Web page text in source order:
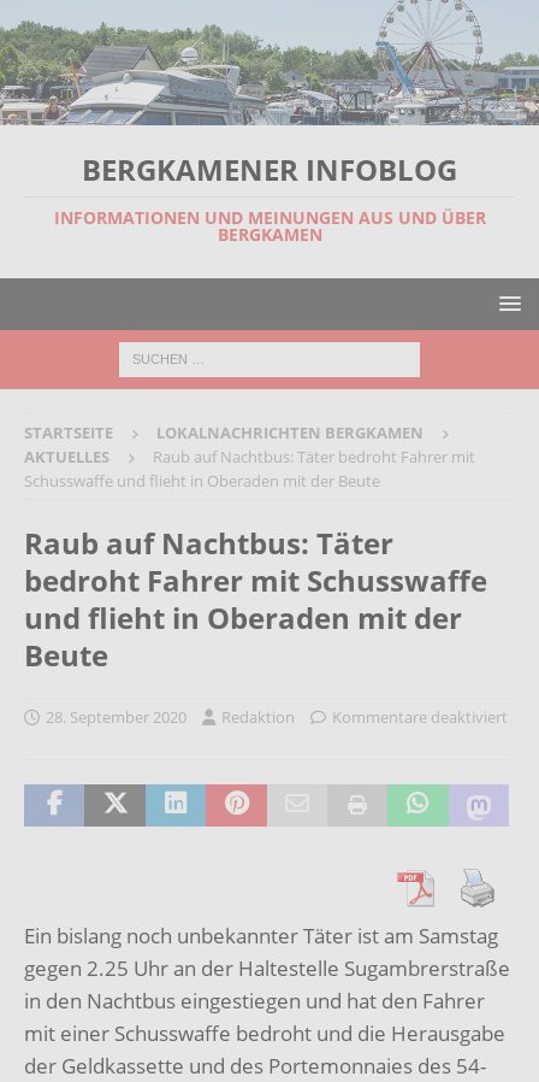
BERGKAMENER INFOBLOG
INFORMATIONEN UND MEINUNGEN AUS UND ÜBER
BERGKAMEN
STARTSEITE
LOKALNACHRICHTEN BERGKAMEN
AKTUELLES
Raub auf Nachtbus: Täter bedroht Fahrer mit
Schusswaffe und flieht in Oberaden mit der Beute
Raub auf Nachtbus: Täter
bedroht Fahrer mit Schusswaffe
und flieht in Oberaden mit der
Beute
28. September 2020 Redaktion Kommentare deaktiviert
Ein bislang noch unbekannter Täter ist am Samstag
gegen 2.25 Uhr an der Haltestelle Sugambrerstraße
in den Nachtbus eingestiegen und hat den Fahrer
mit einer Schusswaffe bedroht und die Herausgabe
der Geldkassette und des Portemonnaies des 54-